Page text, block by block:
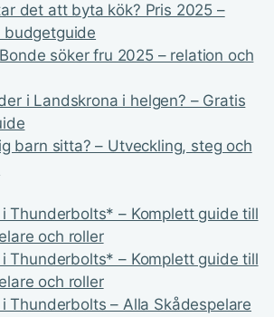
det att byta kök? Pris 2025 –
budgetguide
söker fru 2025 – relation och
i Landskrona i helgen? – Gratis
barn sitta? – Utveckling, steg och
i Thunderbolts* – Komplett guide till
och roller
i Thunderbolts* – Komplett guide till
och roller
i Thunderbolts – Alla Skådespelare